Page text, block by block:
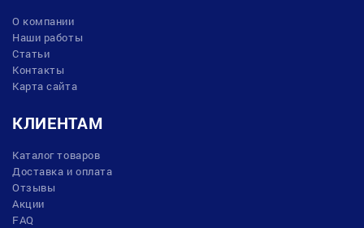
О компании
Наши работы
Статьи
Контакты
Карта сайта
КЛИЕНТАМ
Каталог товаров
Доставка и оплата
Отзывы
Акции
FAQ